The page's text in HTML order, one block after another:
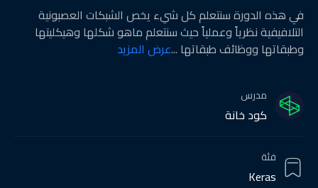
في هذه الدورة سنتعلم كل شيء يخص الشبكات العصبونية
التلافيفية نظرياً وعملياً حيث سنتعلم ماهو شكلها وهيكليتها
وطبقاتها ووظائف طبقاتها ...عرض المزيد
مدرس
كود خانة
فئة
Keras